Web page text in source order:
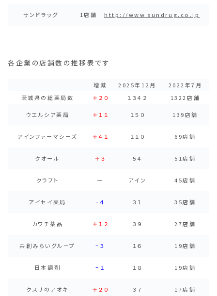
サンドラッグ 1店舗 http://www.sundrug.co.jp
各企業の店舗数の推移表です
増減 2025年12月
2022年7月
茨城県の総薬局数
＋２０ １３４２ 1322店舗
ウエルシア薬局 ＋１１ １５０ 139店舗
アインファーマシーズ ＋４１ １１０ 69店舗
クオール ＋３ ５４ 51店舗
クラフト ー アイン 45店舗
アイセイ薬局 −４ ３１ 35店舗
カワチ薬品 ＋１２ ３９ 27店舗
共創みらいグループ −３ １６ 19店舗
日本調剤 −１ １８ 19店舗
クスリのアオキ ＋２０ ３７ 17店舗